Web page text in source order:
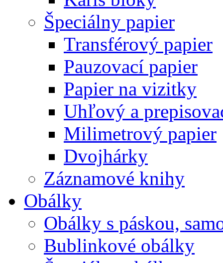
Špeciálny papier
Transférový papier
Pauzovací papier
Papier na vizitky
Uhľový a
Milimetrový papier
Dvojhárky
Záznamové knihy
Obálky
Obálky s páskou,
Bublinkové obálky